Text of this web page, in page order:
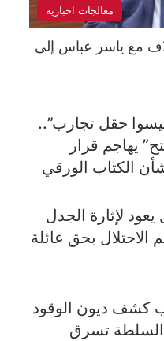
معالجات اخبارية
مع ياسر عباس إلى
حقل تجارب”..
يهاجم قرار
الكتاب الورقي
لإثارة الجدل
الاحتلال بحق عائلة
ديون الوقود
السلطة تسرق